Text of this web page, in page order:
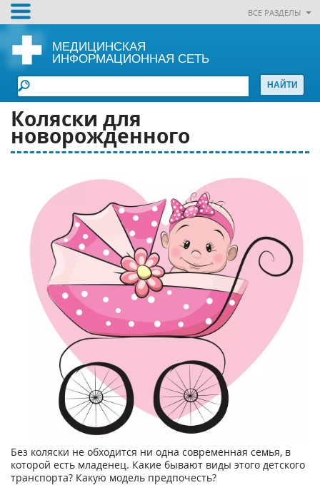
ВСЕ РАЗДЕЛЫ
МЕДИЦИНСКАЯ
ИНФОРМАЦИОННАЯ СЕТЬ
Коляски для
новорожденного
Без коляски не обходится ни одна современная семья, в
которой есть младенец. Какие бывают виды этого детского
транспорта? Какую модель предпочесть?